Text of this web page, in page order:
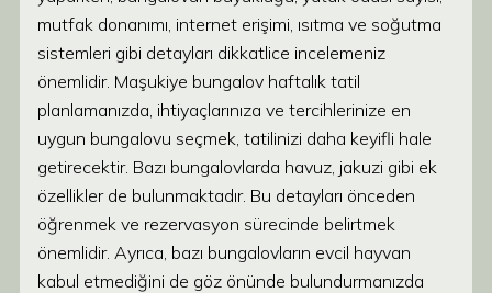
mutfak donanımı, internet erişimi, ısıtma ve soğutma
sistemleri gibi detayları dikkatlice incelemeniz
önemlidir. Maşukiye bungalov haftalık tatil
planlamanızda, ihtiyaçlarınıza ve tercihlerinize en
uygun bungalovu seçmek, tatilinizi daha keyifli hale
getirecektir. Bazı bungalovlarda havuz, jakuzi gibi ek
özellikler de bulunmaktadır. Bu detayları önceden
öğrenmek ve rezervasyon sürecinde belirtmek
önemlidir. Ayrıca, bazı bungalovların evcil hayvan
kabul etmediğini de göz önünde bulundurmanızda